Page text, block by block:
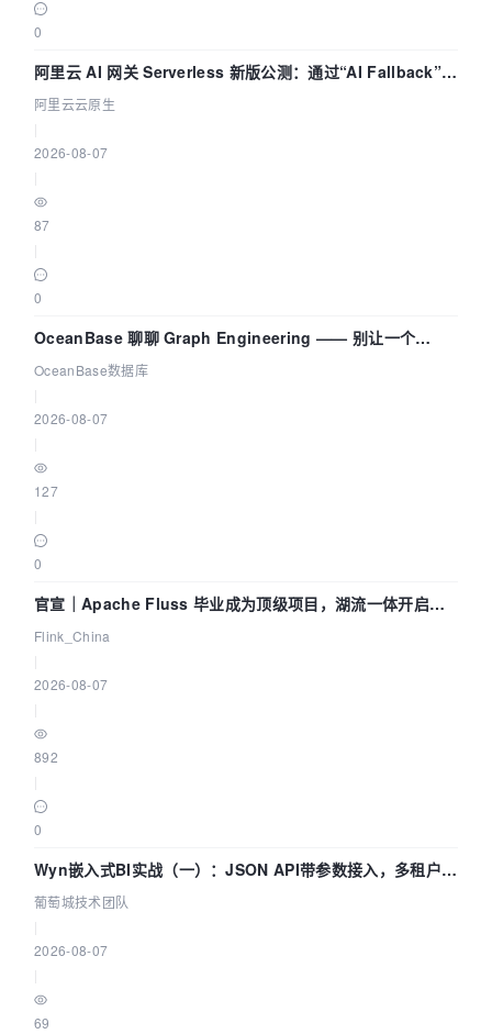
0
阿里云 AI 网关 Serverless 新版公测：通过“AI Fallback”与
拓扑可视化构建 AI 流量治理底座
阿里云云原生
2026-08-07
87
0
OceanBase 聊聊 Graph Engineering —— 别让一个
Agent 既当运动员又
OceanBase数据库
2026-08-07
127
0
官宣｜Apache Fluss 毕业成为顶级项目，湖流一体开启
Agentic Lake 全面实时化时代
Flink_China
2026-08-07
892
0
Wyn嵌入式BI实战（一）：JSON API带参数接入，多租户数
据源配置指南 | 葡萄城技术团队
葡萄城技术团队
2026-08-07
69